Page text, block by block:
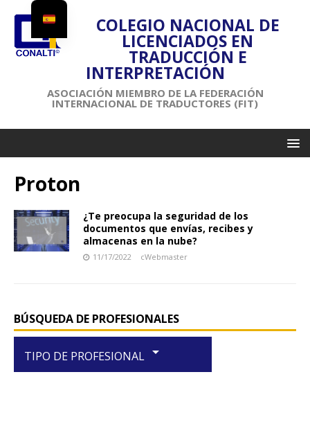
COLEGIO NACIONAL DE
LICENCIADOS EN
TRADUCCIÓN E
INTERPRETACIÓN
ASOCIACIÓN MIEMBRO DE LA FEDERACIÓN
INTERNACIONAL DE TRADUCTORES (FIT)
Proton
¿Te preocupa la seguridad de los
documentos que envías, recibes y
almacenas en la nube?
11/17/2022 cWebmaster
BÚSQUEDA DE PROFESIONALES
TIPO DE PROFESIONAL arrow_drop_down